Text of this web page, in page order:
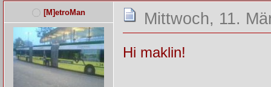
[M]etroMan Mittwoch, 11.
Hi maklin!